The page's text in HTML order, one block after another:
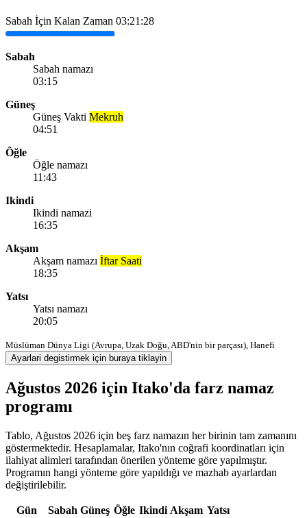
Sabah İçin Kalan Zaman 03:21:28
Sabah
Sabah namazı
03:15
Güneş
Güneş Vakti Mekruh
04:51
Öğle
Öğle namazı
11:43
Ikindi
Ikindi namazi
16:35
Akşam
Akşam namazı İftar Saati
18:35
Yatsı
Yatsı namazı
20:05
Müslüman Dünya Ligi (Avrupa, Uzak Doğu, ABD'nin bir parçası), Hanefi
Ayarlari degistirmek için buraya tiklayin
Ağustos 2026 için Itako'da farz namaz
programı
Tablo, Ağustos 2026 için beş farz namazın her birinin tam zamanını
göstermektedir. Hesaplamalar, Itako'nın coğrafi koordinatları için
ilahiyat alimleri tarafından önerilen yönteme göre yapılmıştır.
Programın hangi yönteme göre yapıldığı ve mazhab ayarlardan
değiştirilebilir.
Gün Sabah Güneş Öğle Ikindi Akşam Yatsı